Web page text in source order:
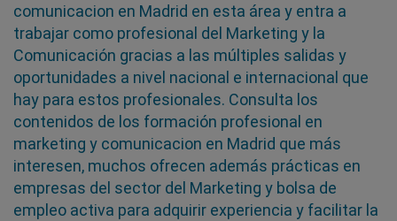
comunicacion en Madrid en esta área y entra a
trabajar como profesional del Marketing y la
Comunicación gracias a las múltiples salidas y
oportunidades a nivel nacional e internacional que
hay para estos profesionales. Consulta los
contenidos de los formación profesional en
marketing y comunicacion en Madrid que más
interesen, muchos ofrecen además prácticas en
empresas del sector del Marketing y bolsa de
empleo activa para adquirir experiencia y facilitar la